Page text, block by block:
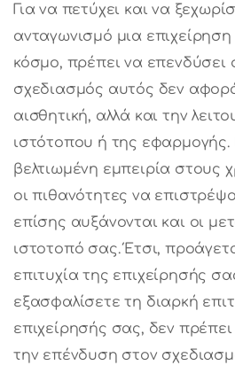
Για να πετύχει και να
ανταγωνισμό μια
κόσμο, πρέπει να
σχεδιασμός αυτός δεν
αισθητική, αλλά και την
ιστότοπου ή της εφαρμογής.
βελτιωμένη εμπειρία στους
οι πιθανότητες να
επίσης αυξάνονται και οι
ιστοτοπό σας. Έτσι,
επιτυχία της επιχείρησής
εξασφαλίσετε τη διαρκή
επιχείρησής σας, δεν
την επένδυση στον